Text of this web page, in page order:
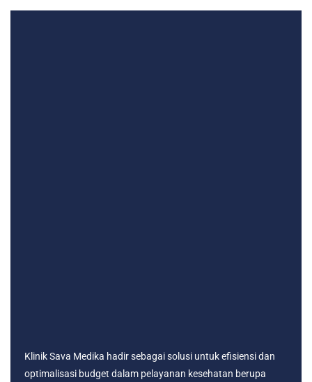
Klinik Sava Medika hadir sebagai solusi untuk efisiensi dan
optimalisasi budget dalam pelayanan kesehatan berupa